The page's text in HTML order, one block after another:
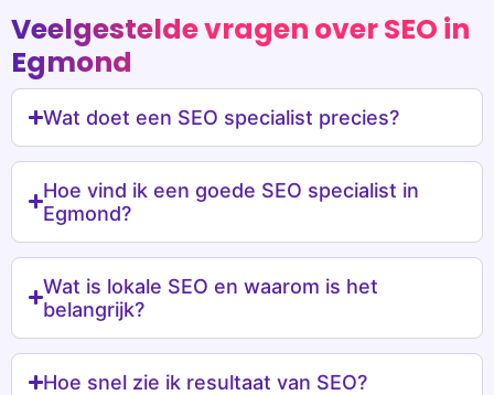
Veelgestelde vragen over SEO in
Egmond
Wat doet een SEO specialist precies?
Hoe vind ik een goede SEO specialist in
Egmond?
Wat is lokale SEO en waarom is het
belangrijk?
Hoe snel zie ik resultaat van SEO?